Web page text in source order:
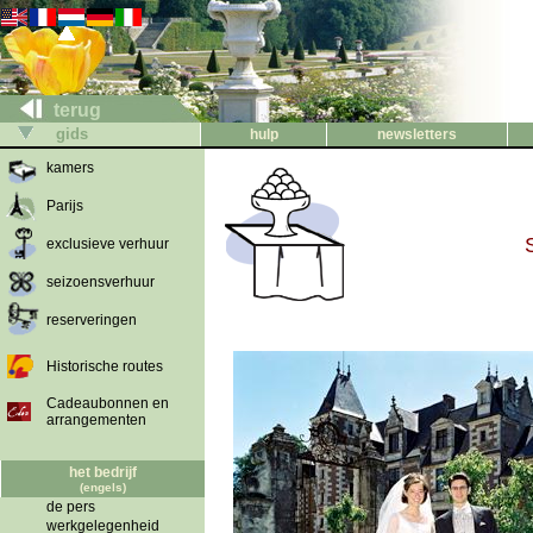
terug
gids hulp
newsletters
kamers
Parijs
exclusieve verhuur
seizoensverhuur
reserveringen
Historische routes
Cadeaubonnen en
arrangementen
het bedrijf
(engels)
de pers
werkgelegenheid